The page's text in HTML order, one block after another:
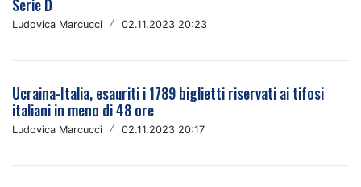
Serie D
Ludovica Marcucci / 02.11.2023 20:23
Ucraina-Italia, esauriti i 1789 biglietti riservati ai tifosi
italiani in meno di 48 ore
Ludovica Marcucci / 02.11.2023 20:17